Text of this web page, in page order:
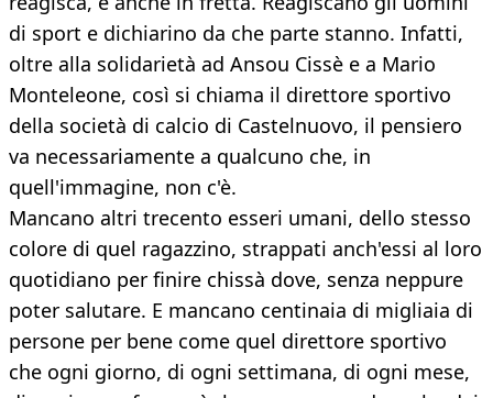
di sport e dichiarino da che parte stanno. Infatti,
oltre alla solidarietà ad Ansou Cissè e a Mario
Monteleone, così si chiama il direttore sportivo
della società di calcio di Castelnuovo, il pensiero
va necessariamente a qualcuno che, in
quell'immagine, non c'è.
Mancano altri trecento esseri umani, dello stesso
colore di quel ragazzino, strappati anch'essi al loro
quotidiano per finire chissà dove, senza neppure
poter salutare. E mancano centinaia di migliaia di
persone per bene come quel direttore sportivo
che ogni giorno, di ogni settimana, di ogni mese,